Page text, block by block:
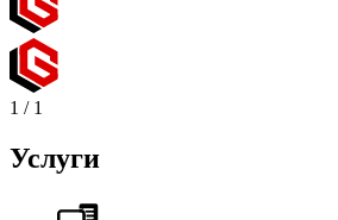
1 / 1
Услуги